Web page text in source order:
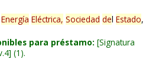
Energía Eléctrica, Sociedad del Estado,
para préstamo: Signatura
(1).